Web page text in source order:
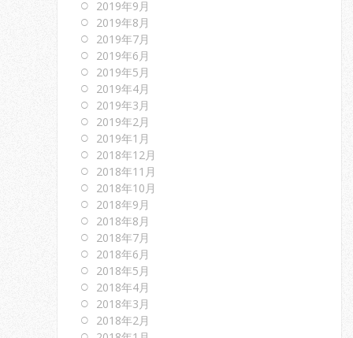
2019年9月
2019年8月
2019年7月
2019年6月
2019年5月
2019年4月
2019年3月
2019年2月
2019年1月
2018年12月
2018年11月
2018年10月
2018年9月
2018年8月
2018年7月
2018年6月
2018年5月
2018年4月
2018年3月
2018年2月